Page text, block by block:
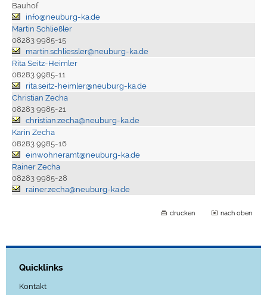
Bauhof
info@neuburg-ka.de
Martin Schließler
08283 9985-15
martin.schliessler@neuburg-ka.de
Rita Seitz-Heimler
08283 9985-11
rita.seitz-heimler@neuburg-ka.de
Christian Zecha
08283 9985-21
christian.zecha@neuburg-ka.de
Karin Zecha
08283 9985-16
einwohneramt@neuburg-ka.de
Rainer Zecha
08283 9985-28
rainer.zecha@neuburg-ka.de
drucken nach oben
Quicklinks
Kontakt